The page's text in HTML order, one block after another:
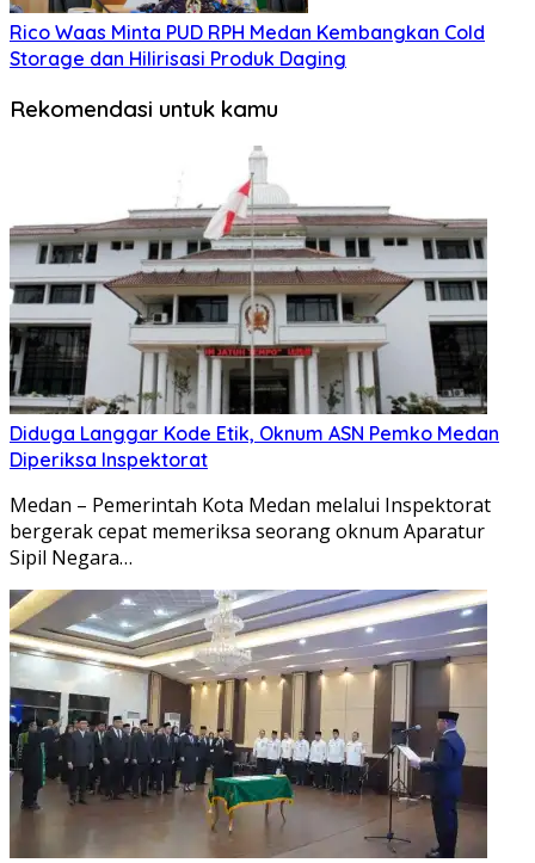
Rico Waas Minta PUD RPH Medan Kembangkan Cold
Storage dan Hilirisasi Produk Daging
Rekomendasi untuk kamu
Diduga Langgar Kode Etik, Oknum ASN Pemko Medan
Diperiksa Inspektorat
Medan – Pemerintah Kota Medan melalui Inspektorat
bergerak cepat memeriksa seorang oknum Aparatur
Sipil Negara…